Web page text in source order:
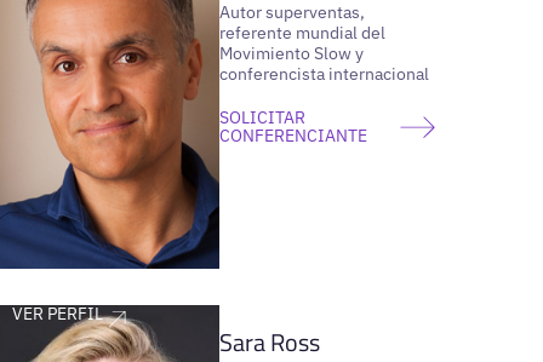
Autor superventas,
referente mundial del
Movimiento Slow y
conferencista internacional
SOLICITAR
CONFERENCIANTE
VER PERFIL
Sara Ross